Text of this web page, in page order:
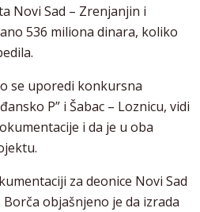
Novi Sad – Zrenjanjin i
536 miliona dinara, koliko
se uporedi konkursna
P” i Šabac – Loznicu, vidi
i da je u oba
za deonice Novi Sad
objašnjeno je da izrada